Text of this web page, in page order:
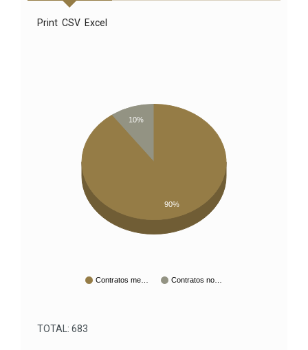
Print CSV Excel
Contratos me… Contratos no…
10%
90%
TOTAL: 683